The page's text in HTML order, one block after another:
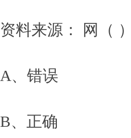
资料来源： 网（
A、错误
B、正确